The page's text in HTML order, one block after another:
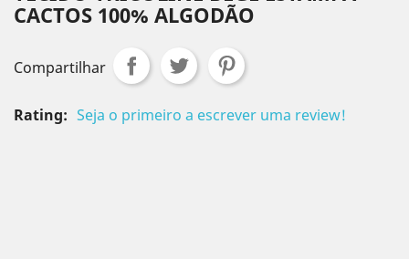
CACTOS 100% ALGODÃO
Compartilhar
Rating: Seja o primeiro a escrever uma review!